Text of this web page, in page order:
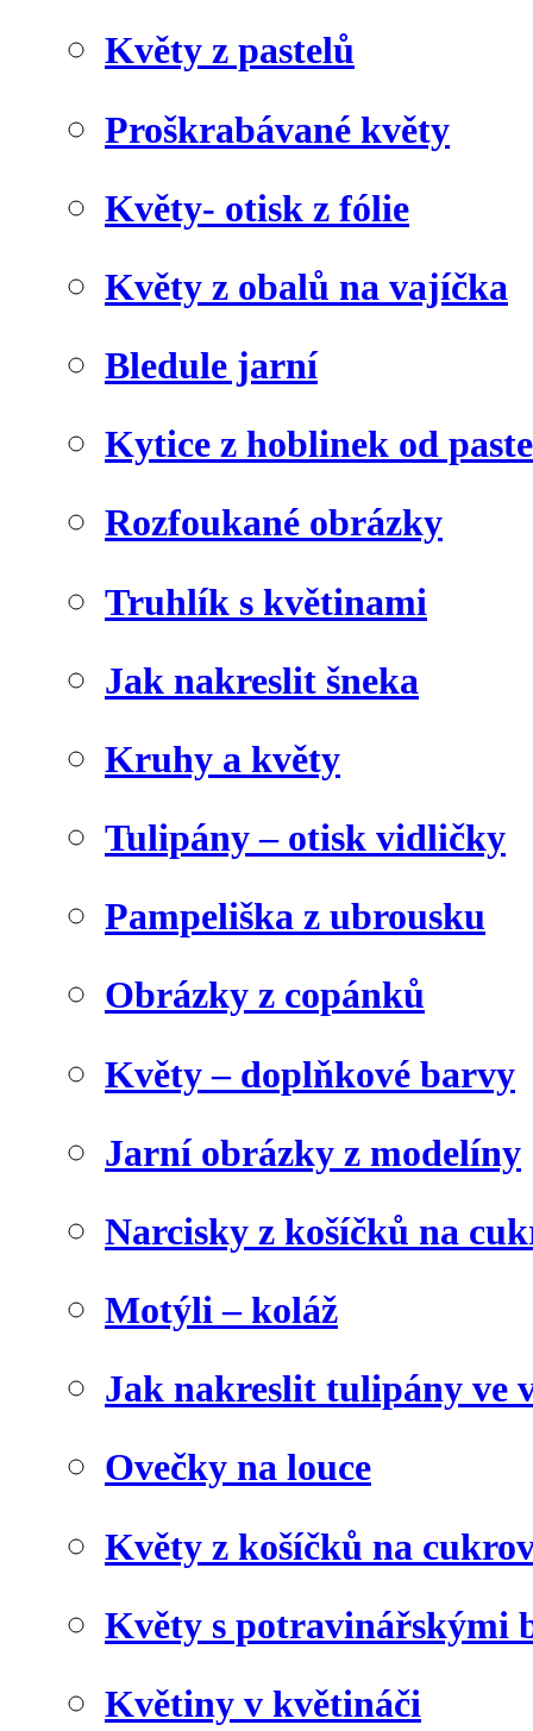
Květy z pastelů
Proškrabávané květy
Květy- otisk z fólie
Květy z obalů na vajíčka
Bledule jarní
Kytice z hoblinek od
Rozfoukané obrázky
Truhlík s květinami
Jak nakreslit šneka
Kruhy a květy
Tulipány – otisk vidličky
Pampeliška z ubrousku
Obrázky z copánků
Květy – doplňkové barvy
Jarní obrázky z modelíny
Narcisky z košíčků na
Motýli – koláž
Jak nakreslit tulipány ve
Ovečky na louce
Květy z košíčků na
Květy s potravinářskými
Květiny v květináči